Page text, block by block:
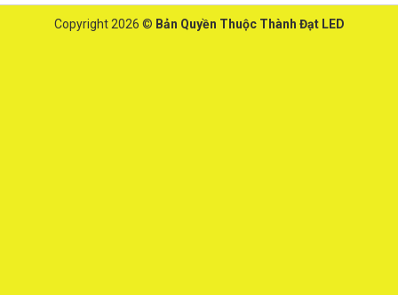
Copyright 2026 © Bản Quyền Thuộc Thành Đạt LED